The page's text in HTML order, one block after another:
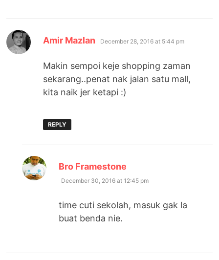
Amir Mazlan says:
December 28, 2016 at 5:44 pm
Makin sempoi keje shopping zaman
sekarang..penat nak jalan satu mall,
kita naik jer ketapi :)
REPLY
Bro Framestone
December 30, 2016 at 12:45 pm
time cuti sekolah, masuk gak la
buat benda nie.